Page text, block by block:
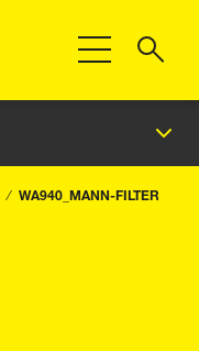
Toggle
WA940_MANN-FILTER